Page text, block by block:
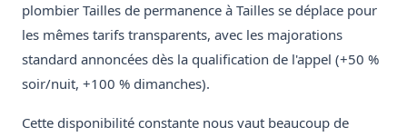
plombier Tailles de permanence à Tailles se déplace pour
les mêmes tarifs transparents, avec les majorations
standard annoncées dès la qualification de l'appel (+50 %
soir/nuit, +100 % dimanches).
Cette disponibilité constante nous vaut beaucoup de